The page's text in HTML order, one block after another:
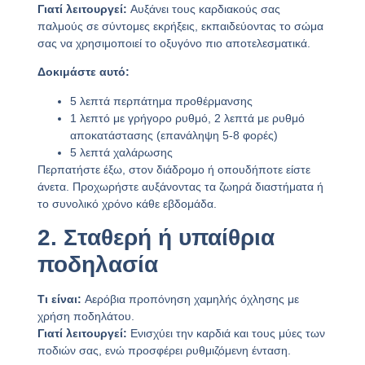
Γιατί λειτουργεί: Αυξάνει τους καρδιακούς σας
παλμούς σε σύντομες εκρήξεις, εκπαιδεύοντας το σώμα
σας να χρησιμοποιεί το οξυγόνο πιο αποτελεσματικά.
Δοκιμάστε αυτό:
5 λεπτά περπάτημα προθέρμανσης
1 λεπτό με γρήγορο ρυθμό, 2 λεπτά με ρυθμό
αποκατάστασης (επανάληψη 5-8 φορές)
5 λεπτά χαλάρωσης
Περπατήστε έξω, στον διάδρομο ή οπουδήποτε είστε
άνετα. Προχωρήστε αυξάνοντας τα ζωηρά διαστήματα ή
το συνολικό χρόνο κάθε εβδομάδα.
2. Σταθερή ή υπαίθρια
ποδηλασία
Τι είναι: Αερόβια προπόνηση χαμηλής όχλησης με
χρήση ποδηλάτου.
Γιατί λειτουργεί: Ενισχύει την καρδιά και τους μύες των
ποδιών σας, ενώ προσφέρει ρυθμιζόμενη ένταση.